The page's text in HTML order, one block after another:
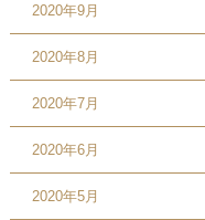
2020年9月
2020年8月
2020年7月
2020年6月
2020年5月